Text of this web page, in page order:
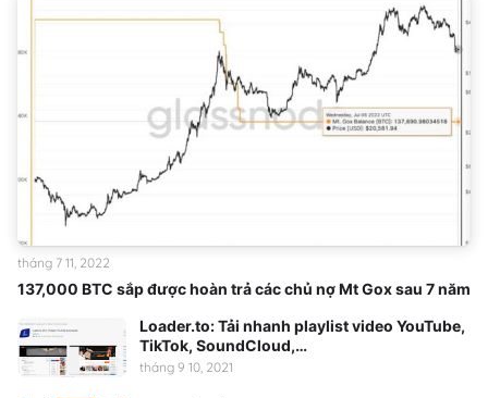
137,000 BTC sắp được hoàn trả các chủ nợ Mt Gox sau 7 năm
tháng 7 11, 2022
Loader.to: Tải nhanh playlist video YouTube,
TikTok, SoundCloud,…
tháng 9 10, 2021